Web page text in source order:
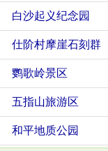
白沙起义纪念园
仕阶村摩崖石刻群
鹦歌岭景区
五指山旅游区
和平地质公园